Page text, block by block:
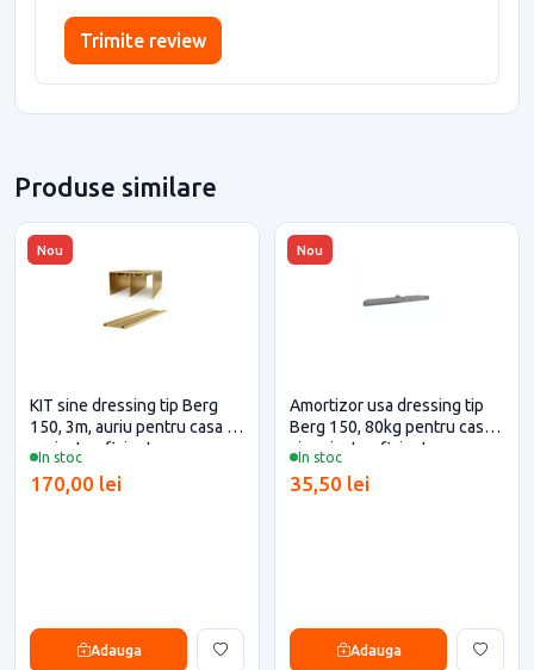
Trimite review
Produse similare
Nou
In stoc
KIT sine dressing tip Berg
150, 3m, auriu pentru casa si
proiecte eficiente
170,00 lei
Adauga
Nou
In stoc
Amortizor usa dressing tip
Berg 150, 80kg pentru casa
si proiecte eficiente
35,50 lei
Adauga